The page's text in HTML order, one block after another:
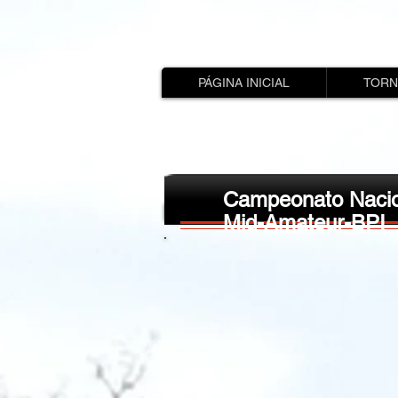
PÁGINA INICIAL
Campeonato
Mid-Amateur-BPI